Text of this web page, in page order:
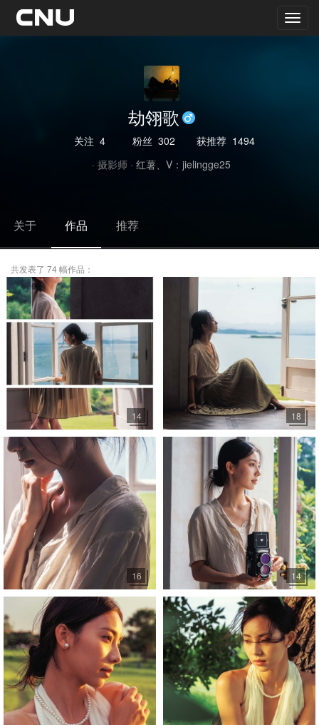
劫翎歌
关注 4 粉丝 302 获推荐 1494
· 摄影师 · 红薯、V：jielingge25
关于 作品 推荐
共发表了 74 幅作品：
14 18
16 14